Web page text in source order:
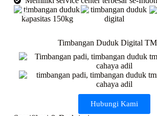
Timbangan Duduk Digital
Hubungi Kami